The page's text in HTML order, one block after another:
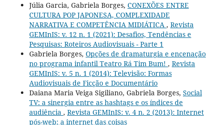
Júlia Garcia, Gabriela Borges, CONEXÕES ENTRE
CULTURA POP JAPONESA, COMPLEXIDADE
NARRATIVA E COMPETÊNCIA MIDIÁTICA , Revista
GEMInIS: v. 12 n. 1 (2021): Desafios, Tendências e
Pesquisas: Roteiros Audiovisuais - Parte 1
Gabriela Borges, Opções de dramaturgia e encenação
no programa infantil Teatro Rá Tim Bum! , Revista
GEMInIS: v. 5 n. 1 (2014): Televisão: Formas
Audiovisuais de Ficção e Documentário
Daiana Maria Veiga Sigiliano, Gabriela Borges, Social
TV: a sinergia entre as hashtags e os índices de
audiência , Revista GEMInIS: v. 4 n. 2 (2013): Internet
pós-web: a internet das coisas